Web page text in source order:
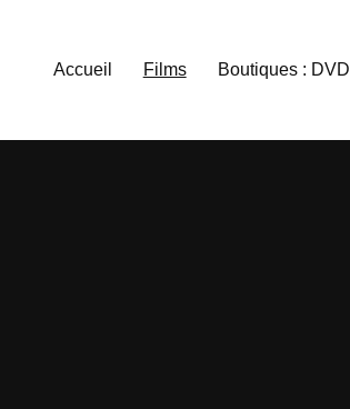
Accueil Films Boutiques : DVD